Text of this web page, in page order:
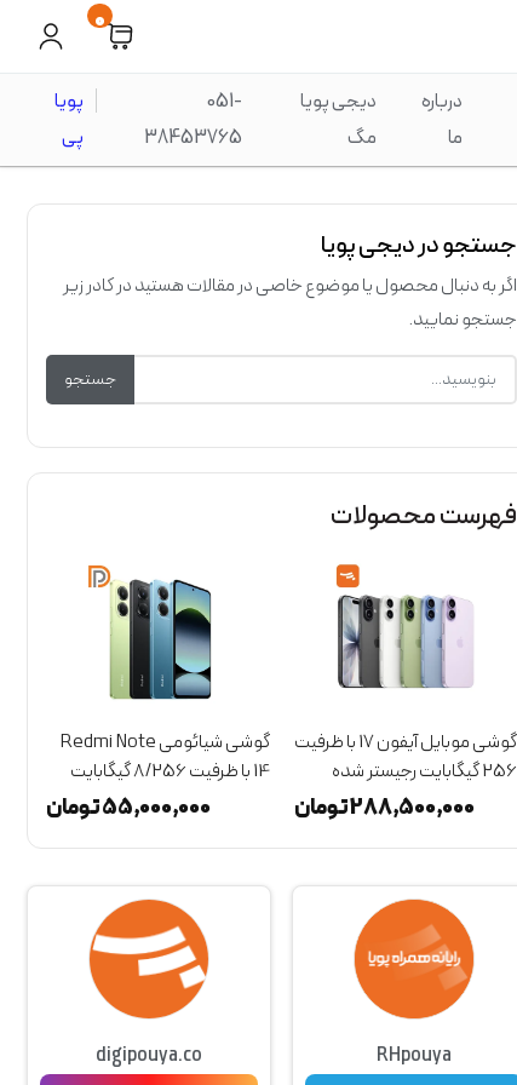
0
درباره
ما
دیجی پویا
مگ
051-
38453765
پویا
پی
جستجو در دیجی پویا
اگر به دنبال محصول یا موضوع خاصی در مقالات هستید در کادر زیر
جستجو نمایید.
جستجو
فهرست محصولات
گوشی موبایل آیفون 17 با ظرفیت
256 گیگابایت رجیستر شده
288,500,000تومان
گوشی شیائومی Redmi Note
14 با ظرفیت 8/256 گیگابایت
(گلوبال)55,000,000تومان
RHpouya
digipouya.co